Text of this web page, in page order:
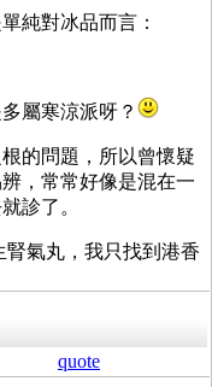
純對冰品而言：
屬寒涼派呀？
的問題，所以曾懷疑
，常常好像是混在一
診了。
氣丸，我只找到港香
quote